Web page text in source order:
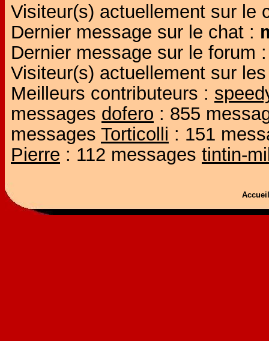
Visiteur(s) actuellement sur le
Dernier message sur le chat :
Dernier message sur le forum
Visiteur(s) actuellement sur
Meilleurs contributeurs :
messages dofero : 855
messages Torticolli : 151
Pierre : 112 messages tintin-